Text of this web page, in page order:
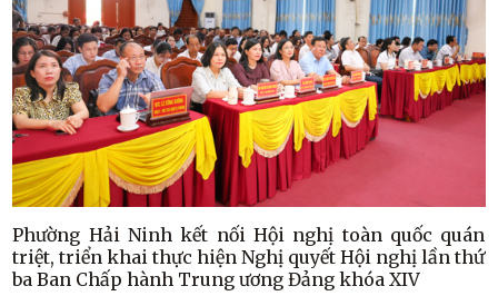
Phường Hải Ninh kết nối Hội nghị toàn quốc quán
triệt, triển khai thực hiện Nghị quyết Hội nghị lần thứ
ba Ban Chấp hành Trung ương Đảng khóa XIV